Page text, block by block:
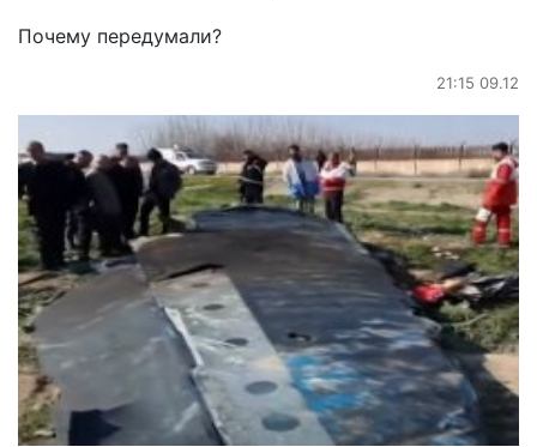
Почему передумали?
21:15 09.12